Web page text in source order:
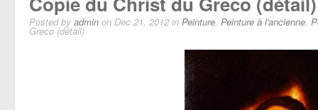
Posted by admin on Dec 21, 2012 in Peinture, Peinture à l'ancienne,
Greco (détail)